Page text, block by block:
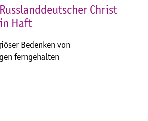
Christ
in Haft
Bedenken von
ferngehalten